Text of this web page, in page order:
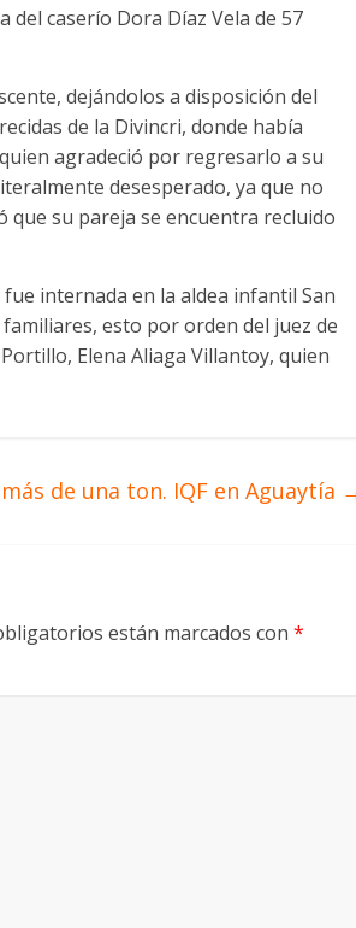
caserío Dora Díaz Vela de 57
dejándolos a disposición del
de la Divincri, donde había
agradeció por regresarlo a su
desesperado, ya que no
que su pareja se encuentra recluido
internada en la aldea infantil San
esto por orden del juez de
Elena Aliaga Villantoy, quien
de una ton. IQF en Aguaytía
están marcados con *